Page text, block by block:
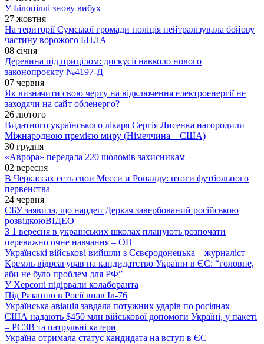
У Білопіллі знову вибух
27 жовтня
На території Сумської громади поліція нейтралізувала бойову
частину ворожого БПЛА
08 січня
Деревина під прицілом: дискусії навколо нового
законопроєкту №4197-Д
07 червня
Як визначити свою чергу на відключення електроенергії не
заходячи на сайт обленерго?
26 лютого
Видатного українського лікаря Сергія Лисенка нагородили
Міжнародною премією миру (Німеччина – США)
30 грудня
«Аврора» передала 220 шоломів захисникам
02 вересня
В Черкассах есть свои Месси и Роналду: итоги футбольного
первенства
24 червня
СБУ заявила, що нардеп Деркач завербований російською
розвідкоюВІДЕО
З 1 вересня в українських школах планують розпочати
переважно очне навчання – ОП
Українські військові вийшли з Сєвєродонецька – журналіст
Кремль відреагував на кандидатство України в ЄС: “головне,
аби не було проблем для РФ”
У Херсоні підірвали колаборанта
Під Рязанню в Росії впав Іл-76
Українська авіація завдала потужних ударів по росіянах
США надають $450 млн військової допомоги Україні, у пакеті
– РСЗВ та патрульні катери
Україна отримала статус кандидата на вступ в ЄС